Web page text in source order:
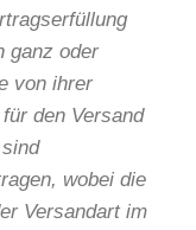
ganz oder
von ihrer
den Versand
wobei die
Versandart im